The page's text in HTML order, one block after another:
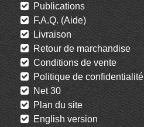
Publications
F.A.Q. (Aide)
Livraison
Retour de marchandise
Conditions de vente
Politique de confidentialité
Net 30
Plan du site
English version